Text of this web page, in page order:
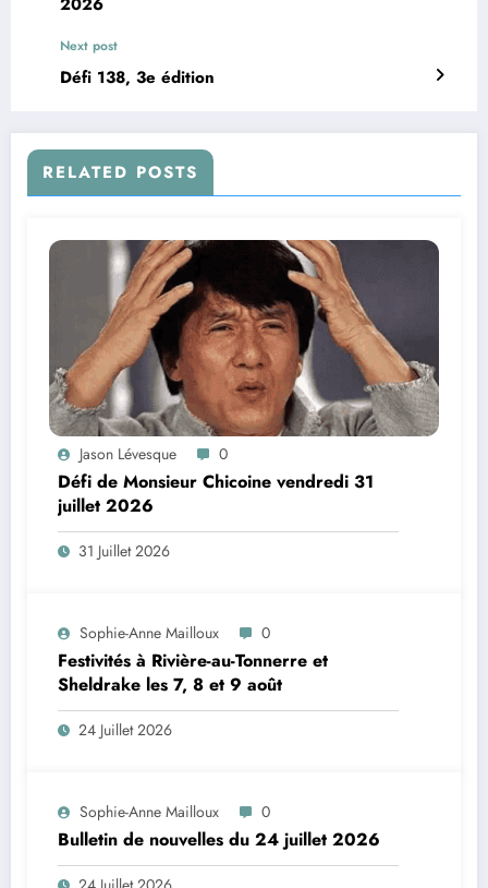
2026
Next post
Défi 138, 3e édition
RELATED POSTS
Jason Lévesque 0
Défi de Monsieur Chicoine vendredi 31
juillet 2026
31 Juillet 2026
Sophie-Anne Mailloux 0
Festivités à Rivière-au-Tonnerre et
Sheldrake les 7, 8 et 9 août
24 Juillet 2026
Sophie-Anne Mailloux 0
Bulletin de nouvelles du 24 juillet 2026